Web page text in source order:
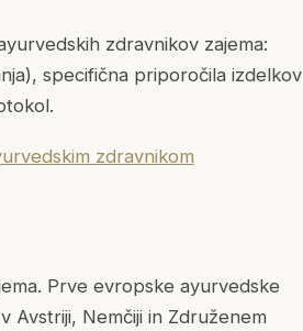
zdravnikov zajema:
specifična priporočila izdelkov
zdravnikom
Prve evropske ayurvedske
Avstriji, Nemčiji in Združenem